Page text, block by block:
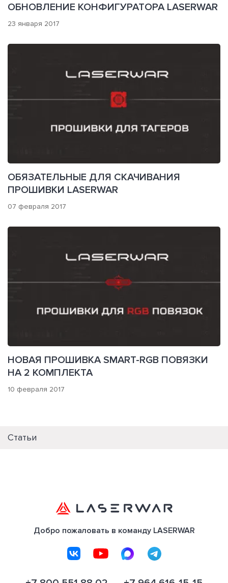
ОБНОВЛЕНИЕ КОНФИГУРАТОРА LASERWAR
23 января 2017
ОБЯЗАТЕЛЬНЫЕ ДЛЯ СКАЧИВАНИЯ
ПРОШИВКИ LASERWAR
07 февраля 2017
НОВАЯ ПРОШИВКА SMART-RGB ПОВЯЗКИ
НА 2 КОМПЛЕКТА
10 февраля 2017
Статьи
Добро пожаловать в команду LASERWAR